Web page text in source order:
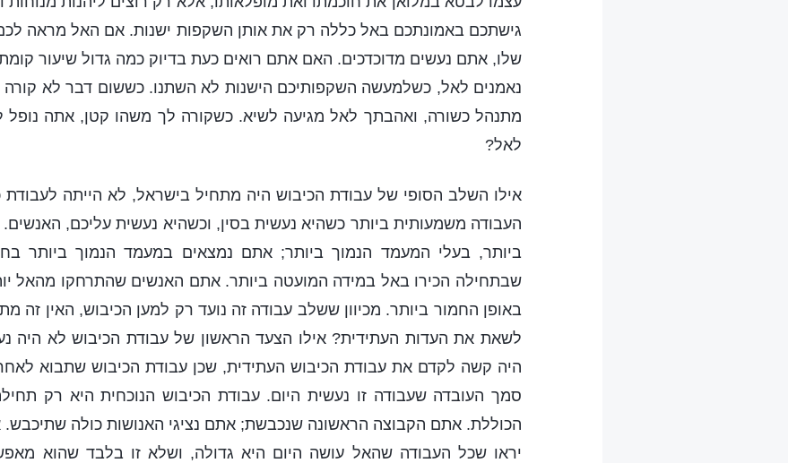
גישתכם באמונתכם באל כללה רק את אותן השקפות ישנות. אם האל מראה
שלו, אתם נעשים מדוכדכים. האם אתם רואים כעת בדיוק כמה גדול שיעור
נאמנים לאל, כשלמעשה השקפותיכם הישנות לא השתנו. כששום דבר לא
מתנהל כשורה, ואהבתך לאל מגיעה לשיא. כשקורה לך משהו קטן, אתה נופל
לאל?
אילו השלב הסופי של עבודת הכיבוש היה מתחיל בישראל, לא הייתה לעבודת
העבודה משמעותית ביותר כשהיא נעשית בסין, וכשהיא נעשית עליכם,
ביותר, בעלי המעמד הנמוך ביותר; אתם נמצאים במעמד הנמוך ביותר
שבתחילה הכירו באל במידה המועטה ביותר. אתם האנשים שהתרחקו מהאל
באופן החמור ביותר. מכיוון ששלב עבודה זה נועד רק למען הכיבוש, האין זה
לשאת את העדות העתידית? אילו הצעד הראשון של עבודת הכיבוש לא היה
היה קשה לקדם את עבודת הכיבוש העתידית, שכן עבודת הכיבוש שתבוא
סמך העובדה שעבודה זו נעשית היום. עבודת הכיבוש הנוכחית היא רק
הכוללת. אתם הקבוצה הראשונה שנכבשת; אתם נציגי האנושות כולה שתיכבש.
יראו שכל העבודה שהאל עושה היום היא גדולה, ושלא זו בלבד שהוא